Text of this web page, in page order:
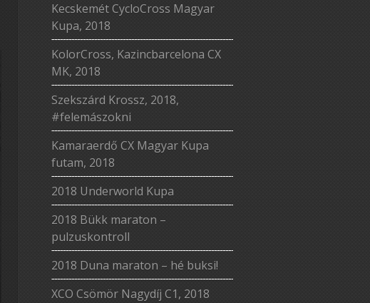
Kecskemét CycloCross Magyar
Kupa, 2018
KolorCross, Kazincbarcelona CX
MK, 2018
Szekszárd Krossz, 2018,
#felemászokni
Kamaraerdő CX Magyar Kupa
futam, 2018
2018 Underworld Kupa
2018 Bükk maraton –
pulzuskontroll
2018 Duna maraton – hé buksi!
XCO Csömör Nagydíj C1, 2018